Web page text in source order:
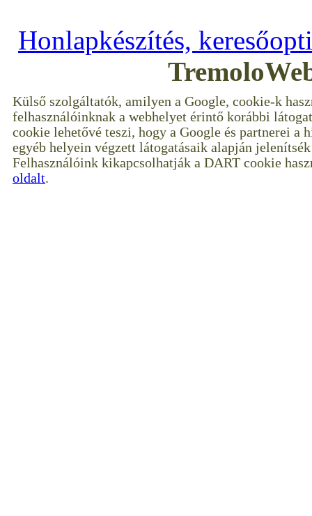
Honlapkészítés,
Külső szolgáltatók, amilyen a Google, cookie-k
felhasználóinknak a webhelyet érintő korábbi
cookie lehetővé teszi, hogy a Google és partnerei a
egyéb helyein végzett látogatásaik alapján
Felhasználóink kikapcsolhatják a DART cookie
oldalt.